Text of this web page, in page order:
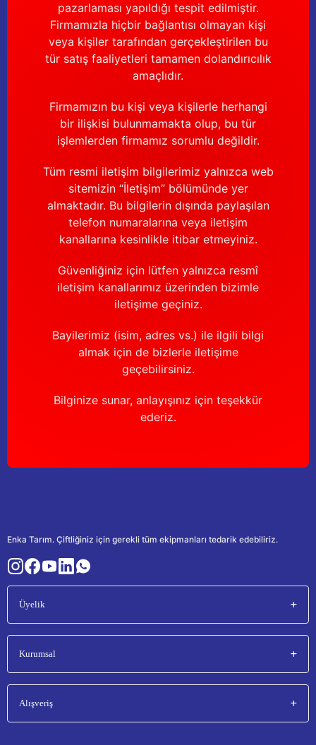
pazarlaması yapıldığı tespit edilmiştir.
Firmamızla hiçbir bağlantısı olmayan kişi
veya kişiler tarafından gerçekleştirilen bu
tür satış faaliyetleri tamamen dolandırıcılık
amaçlıdır.
Firmamızın bu kişi veya kişilerle herhangi
bir ilişkisi bulunmamakta olup, bu tür
işlemlerden firmamız sorumlu değildir.
Tüm resmi iletişim bilgilerimiz yalnızca web
sitemizin “İletişim” bölümünde yer
almaktadır. Bu bilgilerin dışında paylaşılan
telefon numaralarına veya iletişim
kanallarına kesinlikle itibar etmeyiniz.
Güvenliğiniz için lütfen yalnızca resmî
iletişim kanallarımız üzerinden bizimle
iletişime geçiniz.
Bayilerimiz (isim, adres vs.) ile ilgili bilgi
almak için de bizlerle iletişime
geçebilirsiniz.
Bilginize sunar, anlayışınız için teşekkür
ederiz.
Enka Tarım. Çiftliğiniz için gerekli tüm ekipmanları tedarik edebiliriz.
Üyelik
Kurumsal
Alışveriş